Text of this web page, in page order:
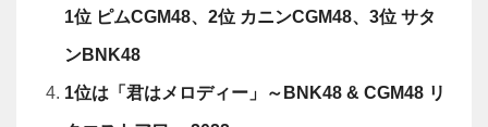
【Wミリオン】両学長『お金の大学』は、なぜ&…